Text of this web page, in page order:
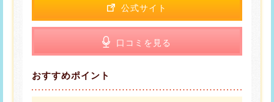
公式サイト
口コミを見る
おすすめポイント